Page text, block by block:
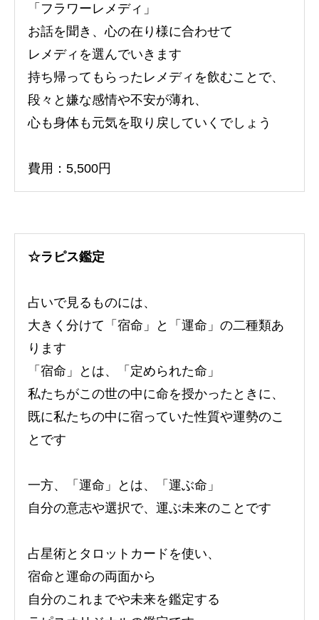
「フラワーレメディ」
お話を聞き、心の在り様に合わせて
レメディを選んでいきます
持ち帰ってもらったレメディを飲むことで、
段々と嫌な感情や不安が薄れ、
心も身体も元気を取り戻していくでしょう
費用：5,500円
☆ラピス鑑定
占いで見るものには、
大きく分けて「宿命」と「運命」の二種類あ
ります
「宿命」とは、「定められた命」
私たちがこの世の中に命を授かったときに、
既に私たちの中に宿っていた性質や運勢のこ
とです
一方、「運命」とは、「運ぶ命」
自分の意志や選択で、運ぶ未来のことです
占星術とタロットカードを使い、
宿命と運命の両面から
自分のこれまでや未来を鑑定する